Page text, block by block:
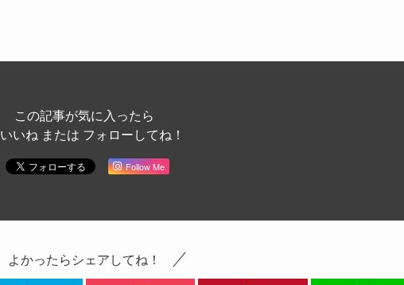
この記事が気に入ったら
いいね または フォローしてね！
Follow Me
よかったらシェアしてね！